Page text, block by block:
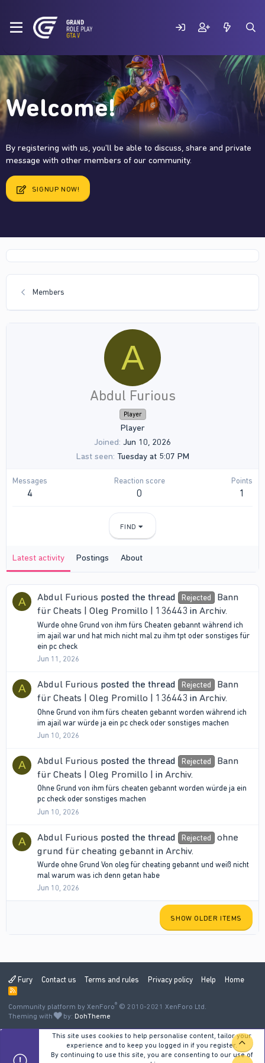
Welcome!
By registering with us, you'll be able to discuss, share and private
message with other members of our community.
SIGNUP NOW!
Members
A
Abdul Furious
Player
Player
Joined Jun 10, 2026
Last seen Tuesday at 5:07 PM
Messages
4
Reaction score
0
Points
1
FIND
Latest activity Postings About
A Abdul Furious posted the thread Rejected
Bann
für Cheats | Oleg Promillo | 136443 in Archiv.
Wurde ohne Grund von ihm fürs Cheaten gebannt während ich
im ajail war und hat mich nicht mal zu ihm tpt oder sonstiges für
ein pc check
Jun 11, 2026
A Abdul Furious posted the thread Rejected
Bann
für Cheats | Oleg Promillo | 136443 in Archiv.
Ohne Grund von ihm fürs cheaten gebannt worden während ich
im ajail war würde ja ein pc check oder sonstiges machen
Jun 10, 2026
A Abdul Furious posted the thread Rejected
Bann
für Cheats | Oleg Promillo | in Archiv.
Ohne Grund von ihm fürs cheaten gebannt worden würde ja ein
pc check oder sonstiges machen
Jun 10, 2026
A Abdul Furious posted the thread Rejected
ohne
grund für cheating gebannt in Archiv.
Wurde ohne Grund Von oleg für cheating gebannt und weiß nicht
mal warum was ich denn getan habe
Jun 10, 2026
SHOW OLDER ITEMS
Fury Contact us Terms and rules Privacy policy Help Home
R
S
Community platform by XenForo® © 2010-2021 XenForo Ltd.
Theming with
by: DohTheme
This site uses cookies to help personalise content, tailor your
experience and to keep you logged in if you register.
By continuing to use this site, you are consenting to our use of
TOP